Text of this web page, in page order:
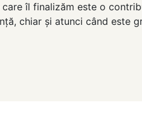
îl finalizăm este o
chiar și atunci când este